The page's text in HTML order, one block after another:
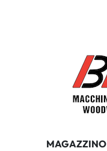
MAGAZZINO